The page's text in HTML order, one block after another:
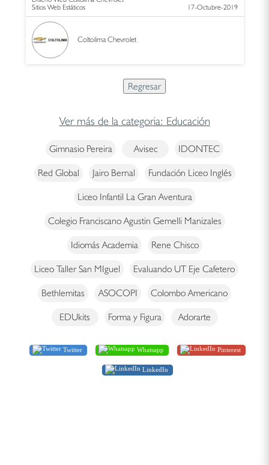
Sitios Web Estáticos
17-Octubre-2019
Coltolima Chevrolet
Ver más de la categoria: Educación
Gimnasio Pereira Avisec IDONTEC
Red Global Jairo Bernal Fundación Liceo Inglés
Liceo Infantil La Gran Aventura
Colegio Franciscano Agustin Gemelli Manizales
Idiomás Academia Rene Chisco
Liceo Taller San MIguel Evaluando UT Eje Cafetero
Bethlemitas ASOCOPI Colombo Americano
EDUkits Forma y Figura Adorarte
Twitter Whatsapp Pinterest
LinkedIn